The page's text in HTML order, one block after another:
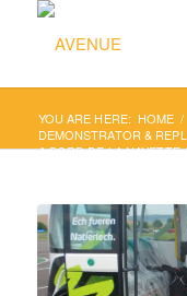
YOU ARE HERE: HOME /
DEMONSTRATOR &
A BORD DE LA